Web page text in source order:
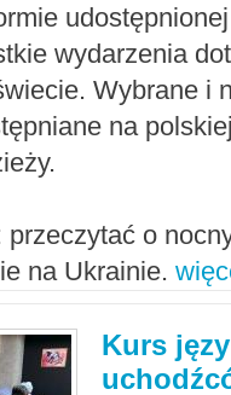
wydarzenia
Wybrane i
na
o
na Ukrainie.
Kurs